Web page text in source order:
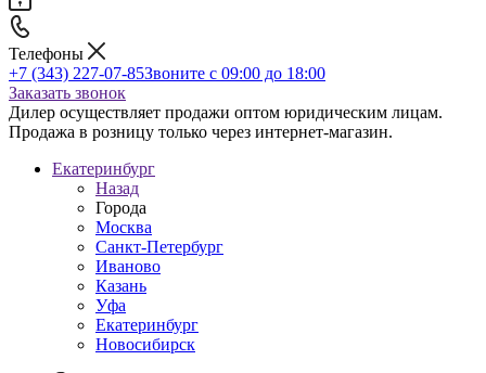
Телефоны
+7 (343) 227-07-85Звоните с 09:00 до 18:00
Заказать звонок
Дилер осуществляет продажи оптом юридическим лицам.
Продажа в розницу только через интернет-магазин.
Екатеринбург
Назад
Города
Москва
Санкт-Петербург
Иваново
Казань
Уфа
Екатеринбург
Новосибирск